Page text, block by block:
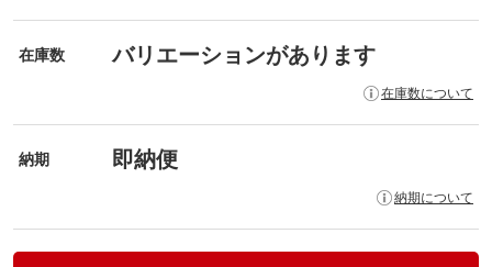
在庫数 バリエーションがあります
在庫数について
納期 即納便
納期について